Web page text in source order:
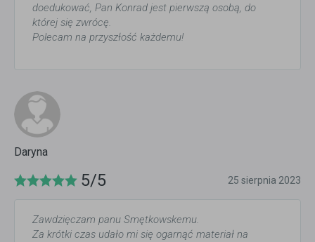
doedukować, Pan Konrad jest pierwszą osobą, do
której się zwrócę.
Polecam na przyszłość każdemu!
Daryna
5/5 25 sierpnia 2023
Zawdzięczam panu Smętkowskemu.
Za krótki czas udało mi się ogarnąć materiał na